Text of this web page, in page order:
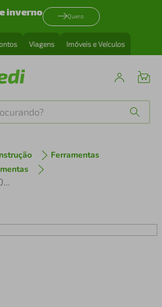
inverno Quero
Viagens Imóveis e Veículos
Ferramentas
Broca AR Lenox TW104 DIN338 12,00mm Pacote com 5 Unidades